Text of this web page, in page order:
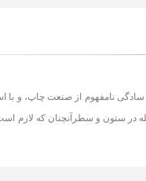
سادگی نامفهوم از صنعت چاپ، و با
در ستون و سطرآنچنان که لازم